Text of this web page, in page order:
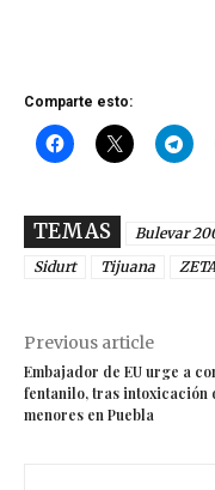
Comparte esto:
TEMAS Bulevar
Sidurt
Tijuana ZETA
Previous article
Embajador de EU urge a
fentanilo, tras intoxicación
menores en Puebla